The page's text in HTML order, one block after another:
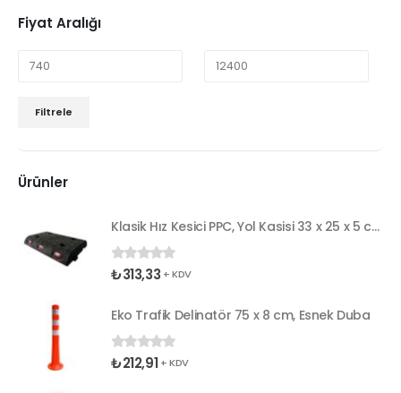
Fiyat Aralığı
Filtrele
Ürünler
Klasik Hız Kesici PPC, Yol Kasisi 33 x 25 x 5 cm
05 üzerinden
₺313,33 + KDV
Eko Trafik Delinatör 75 x 8 cm, Esnek Duba
05 üzerinden
₺212,91 + KDV